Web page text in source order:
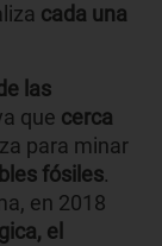
cada una
las
que cerca
para minar
fósiles.
en 2018
el